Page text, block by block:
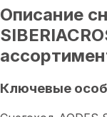
Описание
Ключевые